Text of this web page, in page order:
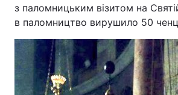
з паломницьким візитом на
в паломництво вирушило 50